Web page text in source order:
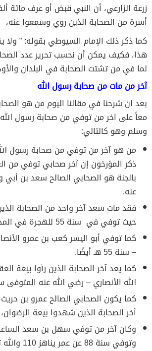
زرعة الزارعي، أن النبي قبض أو عرف مائة
أسرة من الصحابة الذين روي وسمعوا عنه،
كما ذكر ذلك الإمام السيوطي بقوله: ” ولا
هذا، فكيف يمكن أن نحسب تحرير عدد
لما في من تشتت الصحابة في البلدان
آخر من مات من صحابة رسول الله
بعد ان شرحنا في مقالنا اليوم من هو
معاً على اخر من توفي من صحابة رسول
وسلم وهو كالتالي:
من هو آخر من توفي من صحابة رسول
ذكر المؤرخون إن آخر صحابي توفي من
بالجنة هو الصحابي الصالح سعد بن
عنه.
فقد مات سعد آخر واحد من الصحابة
حيث توفي في سنة 55 للهجرة في المدينة المنورة.
كما توفي أبو اليسر كعب بن عمرو
– سنة 55 هـ أيضًا.
كما يعد آخر الصحابة الذين رأوا بيعة
الله الأنصاري – رضي الله عنه المتوفى
كما يكون الصحابي الصالح عمرو بن
آخر الصحابة الذين شهدوا بيعة الرضوان،
وكان آخر من توفي سهل بن سعد
وتوفي سنة 88 عن عمر يناهز 110 والله تعالى أعلم.